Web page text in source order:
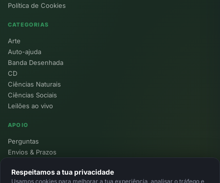
Política de Cookies
CATEGORIAS
Arte
Auto-ajuda
Banda Desenhada
CD
Ciências Naturais
Ciências Sociais
Leilões ao vivo
APOIO
Perguntas
Envios & Prazos
Devoluções
Respeitamos a tua privacidade
Usamos cookies para melhorar a tua experiência, analisar o tráfego e